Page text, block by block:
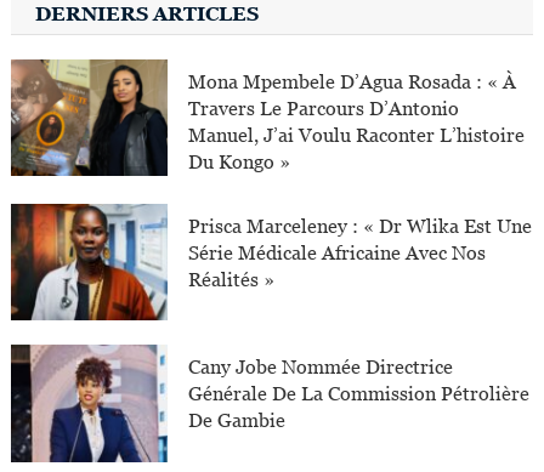
DERNIERS ARTICLES
Mona Mpembele D’Agua Rosada : « À
Travers Le Parcours D’Antonio
Manuel, J’ai Voulu Raconter L’histoire
Du Kongo »
Prisca Marceleney : « Dr Wlika Est Une
Série Médicale Africaine Avec Nos
Réalités »
Cany Jobe Nommée Directrice
Générale De La Commission Pétrolière
De Gambie